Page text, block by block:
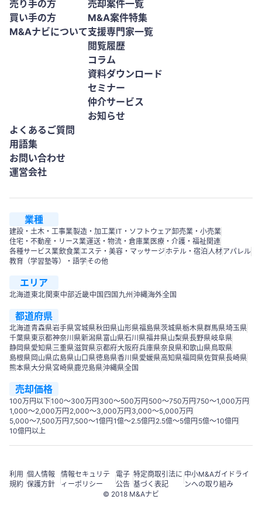
売り手の方
買い手の方
M&Aナビについて
売却案件一覧
M&A案件特集
支援専門家一覧
閲覧履歴
コラム
資料ダウンロード
セミナー
仲介サービス
お知らせ
よくあるご質問
用語集
お問い合わせ
運営会社
業種
建設・土木・工事業製造・加工業IT・ソフトウェア卸売業・小売業
住宅・不動産・リース業運送・物流・倉庫業 医療・介護・福祉関連
各種サービス業飲食業エステ・美容・マッサージ ホテル・宿泊人材アパレル
教育（学習塾等）・語学その他
エリア
北海道東北 関東中部近畿中国 四国 九州 沖縄海外全国
都道府県
北海道青森県岩手県宮城県秋田県山形県福島県茨城県栃木県群馬県埼玉県
千葉県東京都神奈川県新潟県富山県石川県福井県山梨県長野県岐阜県
静岡県愛知県三重県滋賀県京都府大阪府兵庫県奈良県和歌山県鳥取県
島根県 岡山県広島県山口県徳島県香川県愛媛県高知県福岡県佐賀県長崎県
熊本県大分県宮崎県鹿児島県沖縄県全国
売却価格
100万円以下100〜300万円 300〜500万円 500～750万円 750〜1,000万円
1,000～2,000万円 2,000～3,000万円 3,000～5,000万円
5,000～7,500万円 7,500～1億円 1億～2.5億円 2.5億～5億円 5億～10億円
10億円以上
利用
規約
個人情報
保護方針
情報セキュリテ
ィーポリシー
電子
公告
特定商取引法に
基づく表記
中小M&Aガイドライ
ンへの取り組み
© 2018 M&Aナビ